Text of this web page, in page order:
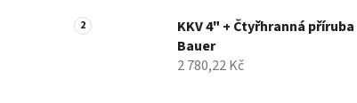
n
KKV 4" + Čtyřhranná příruba
Bauer
2 780,22 Kč